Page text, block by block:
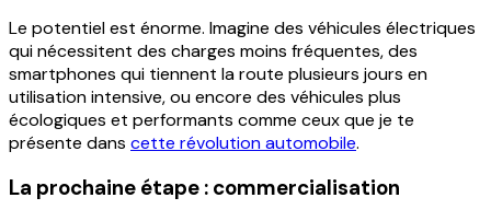
Le potentiel est énorme. Imagine des véhicules électriques
qui nécessitent des charges moins fréquentes, des
smartphones qui tiennent la route plusieurs jours en
utilisation intensive, ou encore des véhicules plus
écologiques et performants comme ceux que je te
présente dans cette révolution automobile.
La prochaine étape : commercialisation